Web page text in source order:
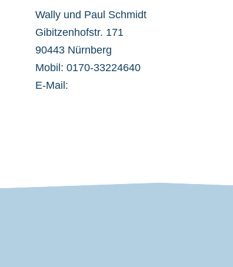
Wally und Paul Schmidt
Gibitzenhofstr. 171
90443 Nürnberg
Mobil: 0170-33224640
E-Mail: